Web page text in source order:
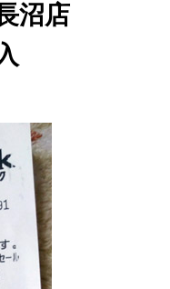
沼店